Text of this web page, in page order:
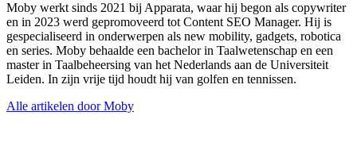
Moby werkt sinds 2021 bij Apparata, waar hij begon als copywriter
en in 2023 werd gepromoveerd tot Content SEO Manager. Hij is
gespecialiseerd in onderwerpen als new mobility, gadgets, robotica
en series. Moby behaalde een bachelor in Taalwetenschap en een
master in Taalbeheersing van het Nederlands aan de Universiteit
Leiden. In zijn vrije tijd houdt hij van golfen en tennissen.
Alle artikelen door Moby